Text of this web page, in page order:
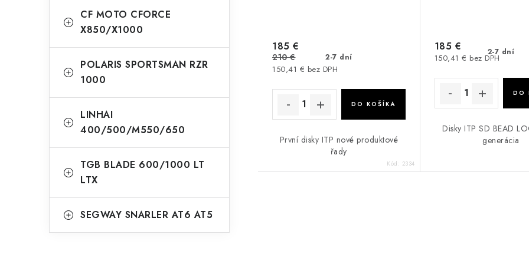
CF MOTO CFORCE
X850/X1000
POLARIS SPORTSMAN RZR
1000
LINHAI
400/500/M550/650
TGB BLADE 600/1000 LT
LTX
SEGWAY SNARLER AT6 AT5
2-7 dní
150,41 € bez DPH
185 €
210 €
DO KOŠÍKA
První disky ITP nové produktové
řady
Kód: 2334
2-7 dní
150,41 € bez DPH
185 €
DO
Disky ITP SD BEAD
generácia